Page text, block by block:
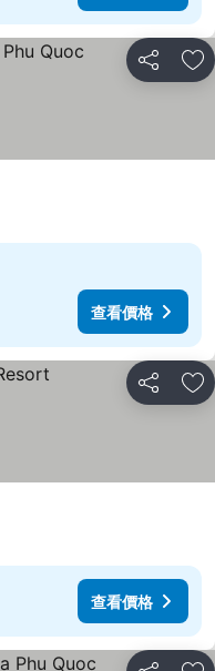
分享 加
查看價格
分享 加
查看價格